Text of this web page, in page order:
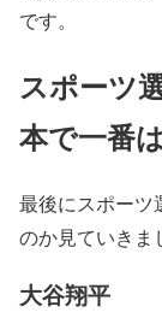
です。
スポーツ
本で一番
最後にスポーツ
のか見ていきま
大谷翔平